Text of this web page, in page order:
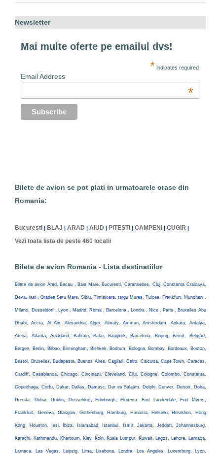
Newsletter
Mai multe oferte pe emailul dvs!
* indicates required
Email Address
*
Bilete de avion se pot plati in urmatoarele orase din
Romania:
Bucuresti BLAJ |ARAD |AIUD PITESTI |CAMPENI |CUGIR
Vezi toata lista de peste 460 locatii
Bilete de avion Romania - Lista destinatiilor
Bilete de avion Arad, Bacau , Baia Mare, Bucuresti, Caransebes, Cluj, Constanta Craioava,
Deva, iasi , Oradea Satu Mare, Sibiu, Timisioara, targu Mures, Tulcea, Frankfurt, Munchen ,
Milano, Dusseldorf , Lyon , Madrid, Roma , Barcelona , Londra , Nice , Paris , Bruxelles Abu
Dhabi, Accra, Al Ain, Alexandria, Alger, Almaty, Amman, Amsterdam, Ankara, Antalya,
Atena, Atlanta, Auckland, Bahrain, Baku, Bangkok, Barcelona, Beijing, Beirut, Belgrad,
Bergen, Berlin, Bilbao, Birmingham, Bishkek, Bodrum, Bologna, Bombay, Bordeaux, Boston,
Bristol, Bruxelles, Budapesta, Buenos Aires, Cagliari, Cairo, Calcutta, Cape Town, Caracas,
Cardiff, Casablanca, Chicago, Cincinatti, Cleveland, Cluj, Cologne, Colombo, Constanta,
Copenhaga, Corfu, Dakar, Dallas, Damasc, Dar es Salaam, Delphi, Denver, Detroit, Doha,
Dresda, Dubai, Dublin, Dusseldorf, Edinburgh, Florenta, Fort Lauderdale, Fort Myers,
Frankfurt, Geneva, Glasgow, Gothenburg, Hamburg, Hanovra, Helsinki, Heraklion, Hong
Kong, Houston, Iasi, Ibiza, Islamabad, Istanbul, Izmir, Jakarta, Jeddah, Johannesburg,
Karachi, Kathmandu, Khartoum, Kiev, Koln, Kuala Lumpur, Kuwait, Lagos, Lahore, Larnaca,
Larnaca, Las Vegas, Leipzig, Lima, Lisabona, Londra, Los Angeles, Luxemburg, Lyon,